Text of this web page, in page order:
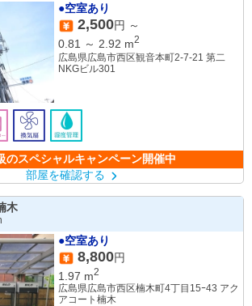
●空室あり
2,500円 ～
0.81
～ 2.92 m2
広島県広島市西区観音本町2-7-21 第二
NKGビル301
のスペシャルキャンペーン開催中
部屋を確認する
木
●空室あり
8,800円
1.97 m2
広島県広島市西区楠木町4丁目15ｰ43 アク
アコート楠木